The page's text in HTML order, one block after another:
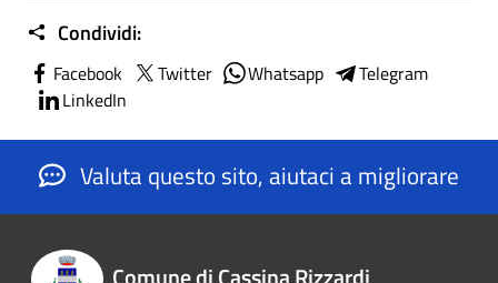
Condividi:
Facebook Twitter Whatsapp
Telegram
LinkedIn
Valuta questo sito, aiutaci a migliorare